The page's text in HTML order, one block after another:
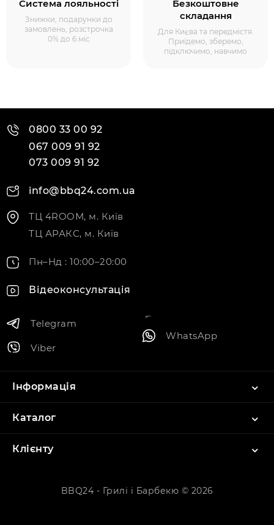
Система лояльності
Знижки, подарунки до
замовлень, розстрочка
0% до 6 міс
Безкоштовне
складання
Для Києва та передмістя.
Приїдемо, зберемо,
підключимо, навчимо
0800 33 00 92
067 009 91 92
073 009 91 92
info@bbq24.com.ua
ТЦ 4ROOM, м. Київ
ТЦ АРАКС, м. Київ
Пн–Нд : 10:00–20:00
Відеоконсультація
Telegram
Viber
WhatsApp
Інформація
Каталог
Клієнту
BBQ24 - Грилі і Барбекю © 2026